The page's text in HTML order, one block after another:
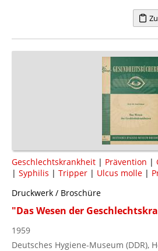
Geschlechtskrankheit | Prävention |
| Syphilis | Tripper | Ulcus molle |
Druckwerk / Broschüre
"Das Wesen der
1959
Deutsches Hygiene-Museum (DDR),